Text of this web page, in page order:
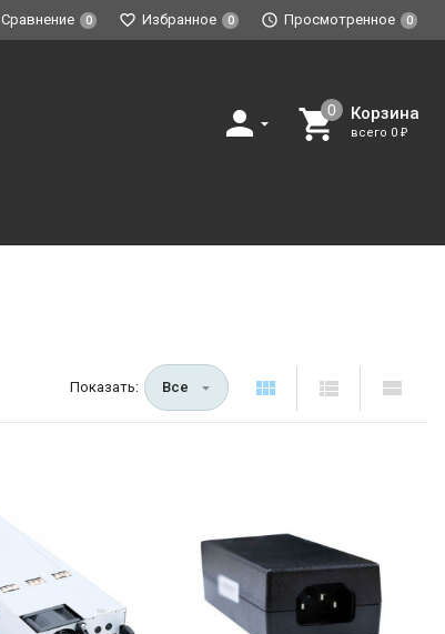
Сравнение 0 Избранное 0 Просмотренное 0
Корзина
всего 0 ₽
Показать: Все